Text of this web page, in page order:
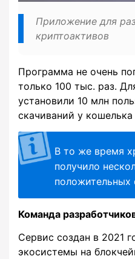
Приложение для
криптоактивов
Программа не очень
только 100 тыс. раз.
установили 10 млн
скачиваний у кошелька
В то же время
получило
положительных
Команда
Сервис создан в 2021
экосистемы на